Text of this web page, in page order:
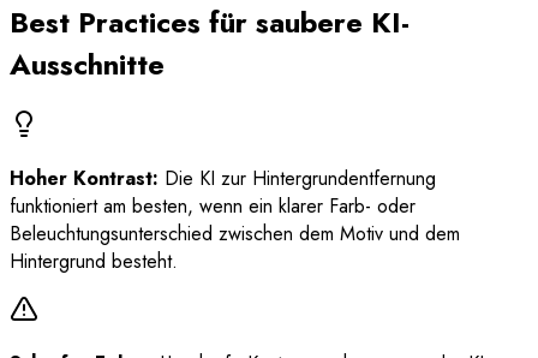
Best Practices für saubere KI-
Ausschnitte
Hoher Kontrast: Die KI zur Hintergrundentfernung
funktioniert am besten, wenn ein klarer Farb- oder
Beleuchtungsunterschied zwischen dem Motiv und dem
Hintergrund besteht.